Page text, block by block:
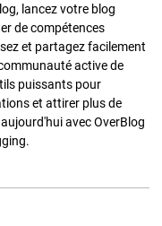
lancez votre blog
de compétences
et partagez facilement
active de
puissants pour
et attirer plus de
avec OverBlog